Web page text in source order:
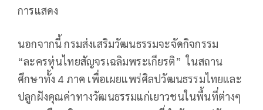
การแสดง
นอกจากนี้ กรมส่งเสริมวัฒนธรรมจะจัดกิจกรรม
“ละครหุ่นไทยสัญจรเฉลิมพระเกียรติ” ในสถาน
ศึกษาทั้ง 4 ภาค เพื่อเผยแพร่ศิลปวัฒนธรรมไทยและ
ปลูกฝังคุณค่าทางวัฒนธรรมแก่เยาวชนในพื้นที่ต่างๆ